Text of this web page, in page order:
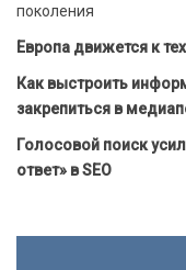
поколения
Европа движется к
Как выстроить
закрепиться в
Голосовой поиск
ответ» в SEO